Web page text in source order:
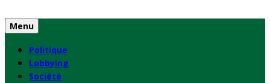
to
content
Menu
Politique
Lobbying
Société